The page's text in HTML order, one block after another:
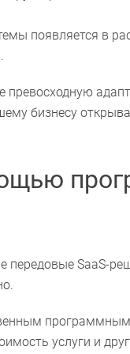
появляется в
бизнесу
передовые SaaS-
услуги и